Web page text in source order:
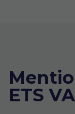
ETS